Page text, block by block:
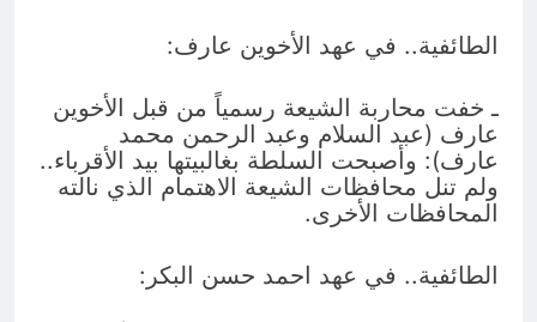
الطائفية.. في عهد الأخوين عارف:
ـ خفت محاربة الشيعة رسمياً من قبل الأخوين
عارف (عبد السلام وعبد الرحمن محمد
عارف): وأصبحت السلطة بغالبيتها بيد الأقرباء..
ولم تنل محافظات الشيعة الاهتمام الذي نالته
المحافظات الأخرى.
الطائفية.. في عهد احمد حسن البكر: